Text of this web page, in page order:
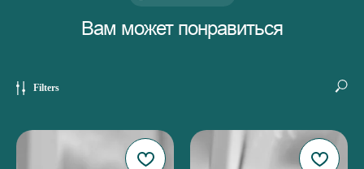
Вам может понравиться
Filters